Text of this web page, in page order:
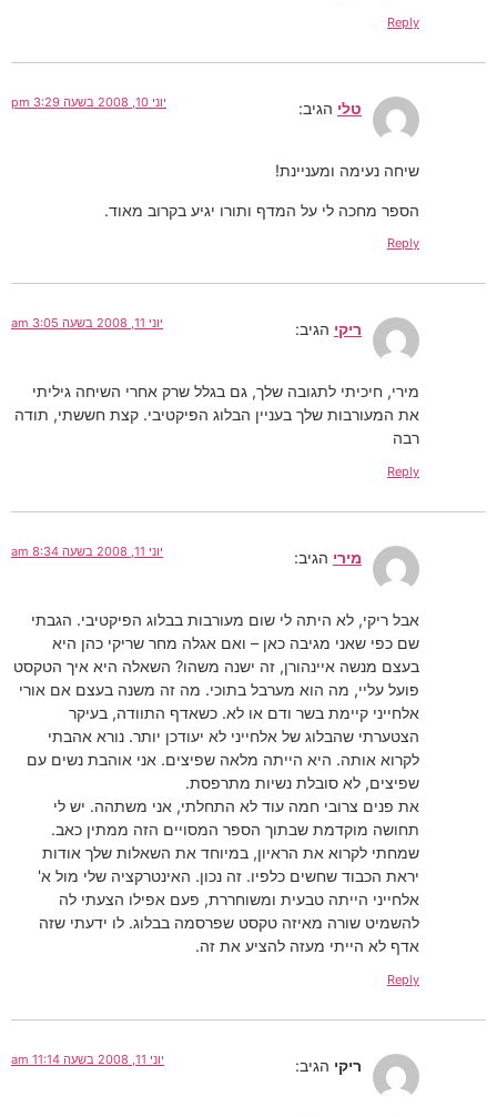
Reply
טלי הגיב: יוני 10, 2008 בשעה 3:29 pm
שיחה נעימה ומעניינת!
הספר מחכה לי על המדף ותורו יגיע בקרוב מאוד.
Reply
ריקי הגיב: יוני 11, 2008 בשעה 3:05 am
מירי, חיכיתי לתגובה שלך, גם בגלל שרק אחרי השיחה גיליתי
את המעורבות שלך בעניין הבלוג הפיקטיבי. קצת חששתי, תודה
רבה
Reply
מירי הגיב: יוני 11, 2008 בשעה 8:34 am
אבל ריקי, לא היתה לי שום מעורבות בבלוג הפיקטיבי. הגבתי
שם כפי שאני מגיבה כאן – ואם אגלה מחר שריקי כהן היא
בעצם מנשה איינהורן, זה ישנה משהו? השאלה היא איך הטקסט
פועל עליי, מה הוא מערבל בתוכי. מה זה משנה בעצם אם אורי
אלחייני קיימת בשר ודם או לא. כשאדף התוודה, בעיקר
הצטערתי שהבלוג של אלחייני לא יעודכן יותר. נורא אהבתי
לקרוא אותה. היא הייתה מלאה שפיצים. אני אוהבת נשים עם
שפיצים, לא סובלת נשיות מתרפסת.
את פנים צרובי חמה עוד לא התחלתי, אני משתהה. יש לי
תחושה מוקדמת שבתוך הספר המסויים הזה ממתין כאב.
שמחתי לקרוא את הראיון, במיוחד את השאלות שלך אודות
יראת הכבוד שחשים כלפיו. זה נכון. האינטרקציה שלי מול א'
אלחייני הייתה טבעית ומשוחררת, פעם אפילו הצעתי לה
להשמיט שורה מאיזה טקסט שפרסמה בבלוג. לו ידעתי שזה
אדף לא הייתי מעזה להציע את זה.
Reply
ריקי הגיב: יוני 11, 2008 בשעה 11:14 am